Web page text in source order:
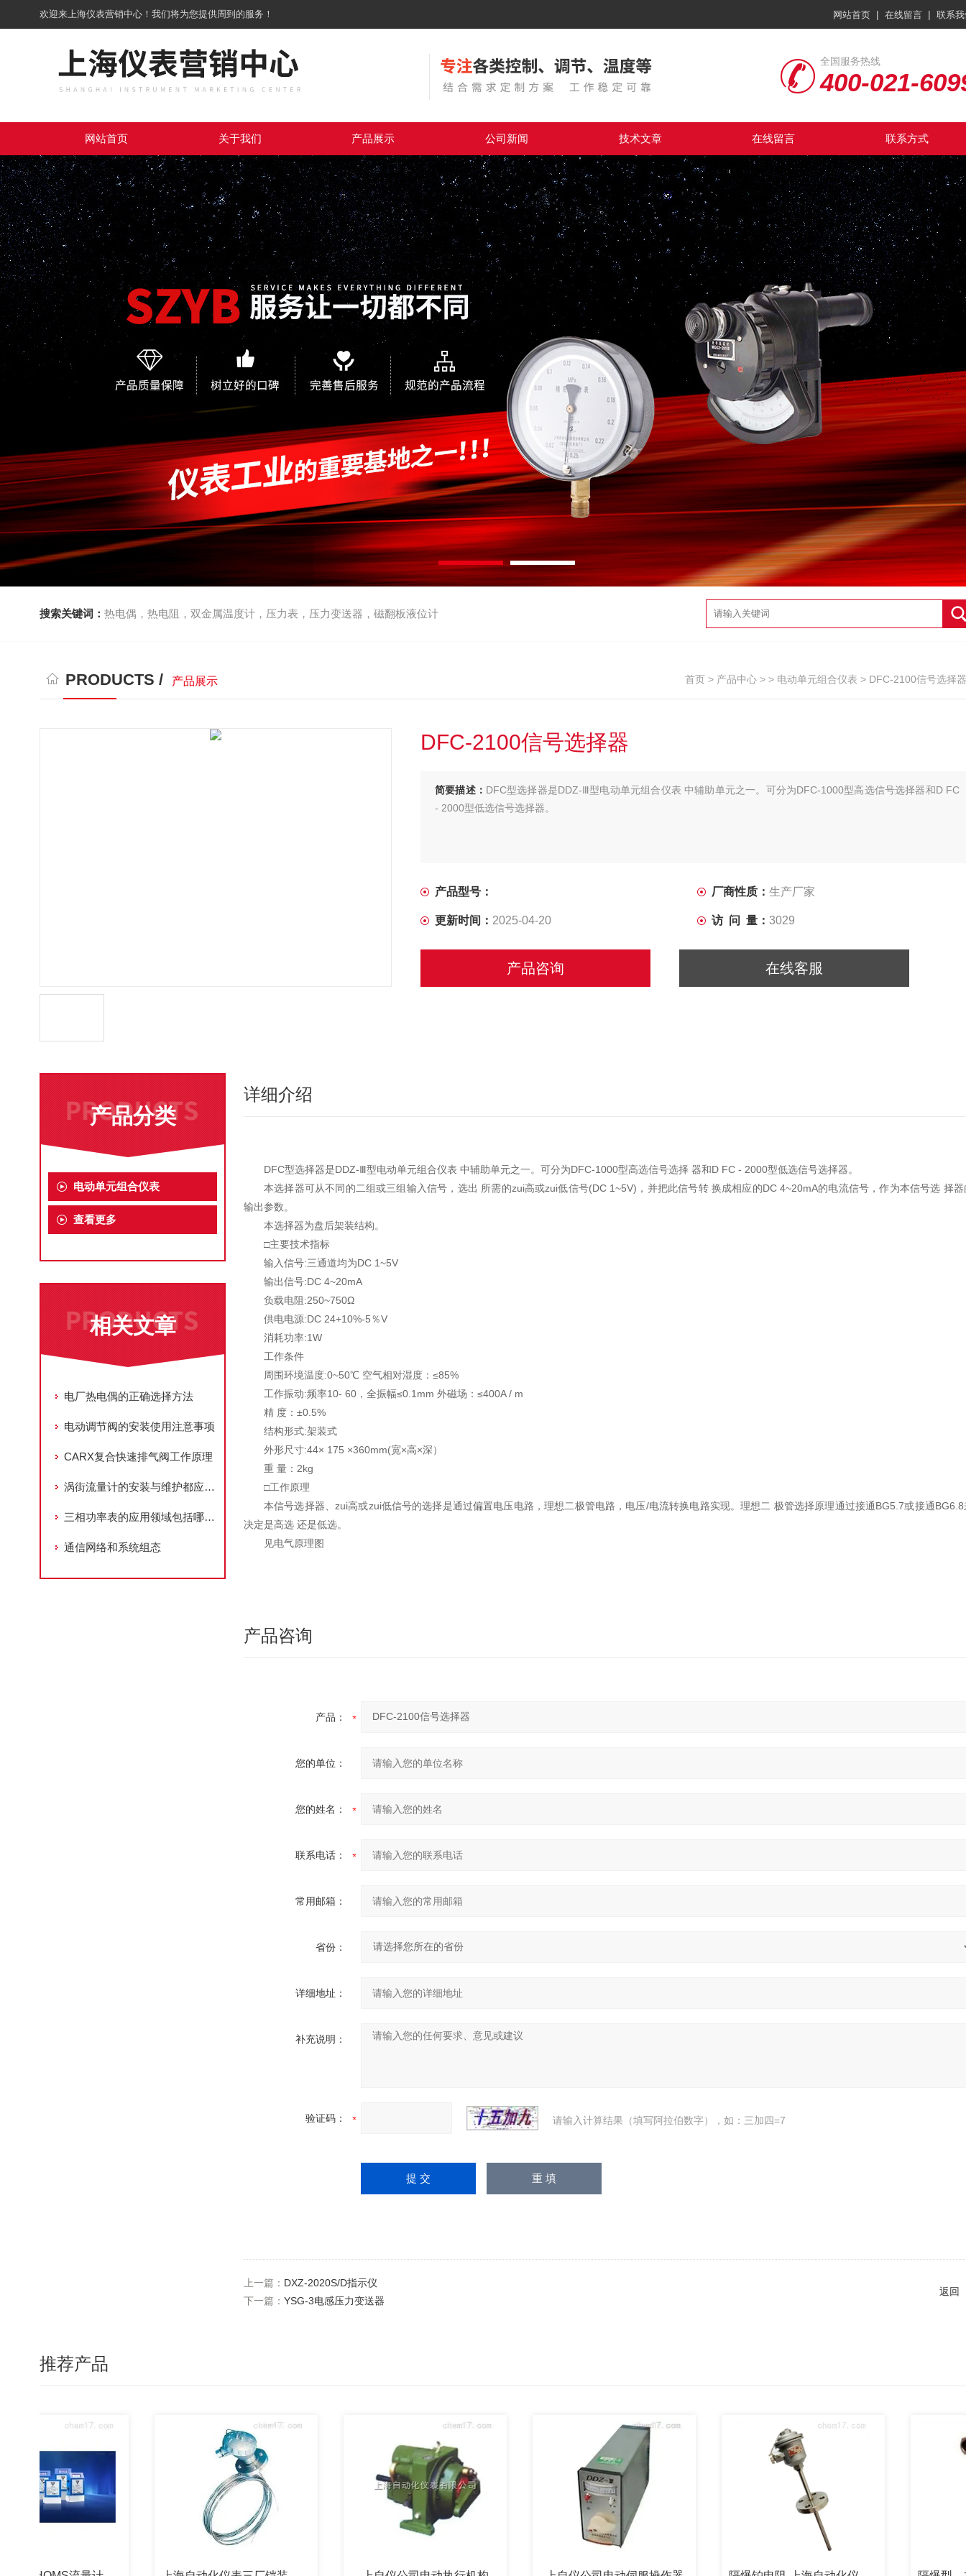
欢迎来上海仪表营销中心！我们将为您提供周到的服务！ 网站首页 | 在线留言 | 联系
全国服务热线
400-021-
网站首页 关于我们 产品展示 公司新闻 技术文章 在线留言 联系方式
搜索关键词： 热电偶，热电阻，双金属温度计，压力表，压力变送器，磁翻板液位计
PRODUCTS / 产品展示 首页 > 产品中心 > > 电动单元组合仪表 > DFC-2100信号选择器
DFC-2100信号选择器
简要描述： DFC型选择器是DDZ-Ⅲ型电动单元组合仪表 中辅助单元之一。可分为DFC-1000型高选信号选择器和D FC
- 2000型低选信号选择器。
产品型号： 厂商性质： 生产厂家
更新时间： 2025-04-20 访 问 量： 3029
产品咨询 在线客服
产品分类
电动单元组合仪表
查看更多
相关文章
电厂热电偶的正确选择方法
电动调节阀的安装使用注意事项
CARX复合快速排气阀工作原理
涡街流量计的安装与维护都应注意什么？
三相功率表的应用领域包括哪些方面？
通信网络和系统组态
详细介绍
DFC型选择器是DDZ-Ⅲ型电动单元组合仪表 中辅助单元之一。可分为DFC-1000型高选信号选择 器和D FC - 2000型低选信号选择器。
本选择器可从不同的二组或三组输入信号，选出 所需的zui高或zui低信号(DC 1~5V)，并把此信号转 换成相应的DC 4~20mA的电流信号，作为本信号选 择器
输出参数。
本选择器为盘后架装结构。
□主要技术指标
输入信号:三通道均为DC 1~5V
输出信号:DC 4~20mA
负载电阻:250~750Ω
供电电源:DC 24+10%-5％V
消耗功率:1W
工作条件
周围环境温度:0~50℃ 空气相对湿度：≤85%
工作振动:频率10- 60，全振幅≤0.1mm 外磁场：≤400A / m
精 度：±0.5%
结构形式:架装式
外形尺寸:44× 175 ×360mm(宽×高×深）
重 量：2kg
□工作原理
本信号选择器、zui高或zui低信号的选择是通过偏置电压电路，理想二极管电路，电压/电流转换电路实现。理想二 极管选择原理通过接通BG5.7或接通BG6.8
决定是高选 还是低选。
见电气原理图
产品咨询
产品：
您的单位：
您的姓名：
联系电话：
常用邮箱：
省份：
详细地址：
补充说明：
验证码： 请输入计算结果（填写阿拉伯数字），如：三加四=7
上一篇： DXZ-2020S/D指示仪
下一篇： YSG-3电感压力变送器
返回
推荐产品